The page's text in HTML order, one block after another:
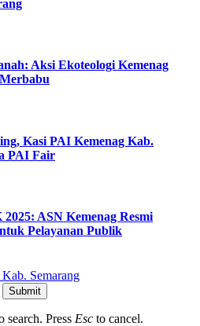
Aksi Ekoteologi Kemenag
Kasi PAI Kemenag Kab.
PAI Fair
ASN Kemenag Resmi
Pelayanan Publik
Semarang
Submit
search. Press Esc to cancel.